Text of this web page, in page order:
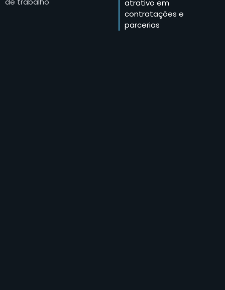
atrativo em
contratações e
parcerias